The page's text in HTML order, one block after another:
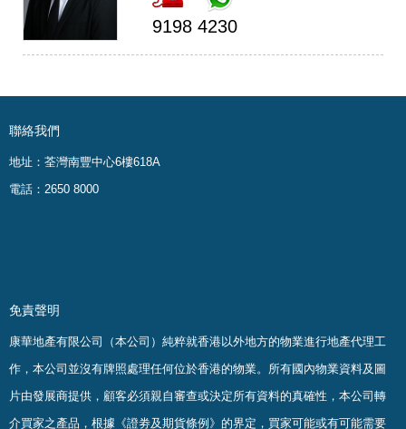
9198 4230
聯絡我們
地址：荃灣南豐中心6樓618A
電話：2650 8000
免責聲明
康華地產有限公司（本公司）純粹就香港以外地方的物業進行地產代理工
作，本公司並沒有牌照處理任何位於香港的物業。 所有國內物業資料及圖
片由發展商提供，顧客必須親自審查或決定所有資料的真確性 ， 本公司轉
介買家之產品，根據《證劵及期貨條例》的界定，買家可能或有可能需要